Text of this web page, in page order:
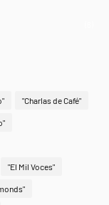
"Charlas de Café"
"El Mil Voces"